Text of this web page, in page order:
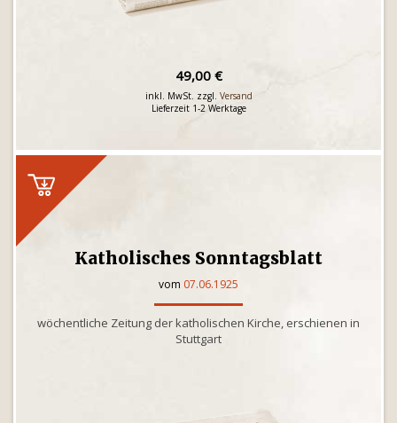
49,00 €
inkl. MwSt. zzgl. Versand
Lieferzeit 1-2 Werktage
Katholisches Sonntagsblatt
vom 07.06.1925
wöchentliche Zeitung der katholischen Kirche, erschienen in
Stuttgart